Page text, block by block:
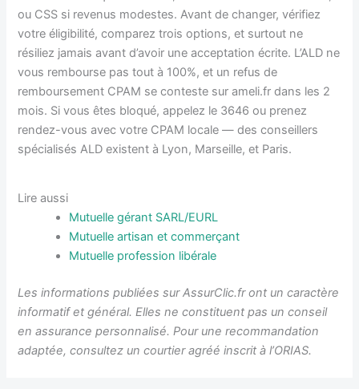
ou CSS si revenus modestes. Avant de changer, vérifiez
votre éligibilité, comparez trois options, et surtout ne
résiliez jamais avant d’avoir une acceptation écrite. L’ALD ne
vous rembourse pas tout à 100%, et un refus de
remboursement CPAM se conteste sur ameli.fr dans les 2
mois. Si vous êtes bloqué, appelez le 3646 ou prenez
rendez-vous avec votre CPAM locale — des conseillers
spécialisés ALD existent à Lyon, Marseille, et Paris.
Lire aussi
Mutuelle gérant SARL/EURL
Mutuelle artisan et commerçant
Mutuelle profession libérale
Les informations publiées sur AssurClic.fr ont un caractère
informatif et général. Elles ne constituent pas un conseil
en assurance personnalisé. Pour une recommandation
adaptée, consultez un courtier agréé inscrit à l’ORIAS.